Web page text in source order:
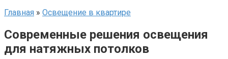
Главная » Освещение в квартире
Современные решения освещения
для натяжных потолков